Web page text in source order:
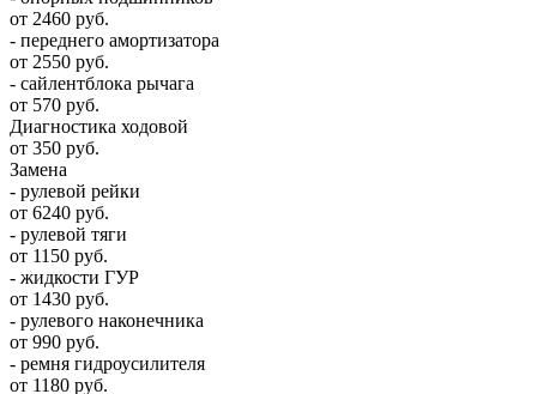
от 2460 руб.
- переднего амортизатора
от 2550 руб.
- сайлентблока рычага
от 570 руб.
Диагностика ходовой
от 350 руб.
Замена
- рулевой рейки
от 6240 руб.
- рулевой тяги
от 1150 руб.
- жидкости ГУР
от 1430 руб.
- рулевого наконечника
от 990 руб.
- ремня гидроусилителя
от 1180 руб.